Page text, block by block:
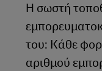
Η σωστή
του: Κάθε
αριθμού